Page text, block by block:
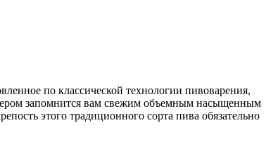
по классической технологии пивоварения,
запомнится вам свежим объемным насыщенным
этого традиционного сорта пива обязательно